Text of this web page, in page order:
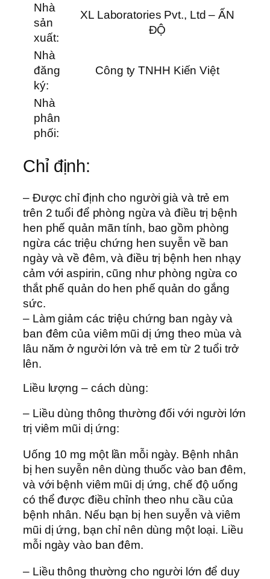
Nhà
sản
xuất:
XL Laboratories Pvt., Ltd – ẤN
ĐỘ
Nhà
đăng
ký:
Công ty TNHH Kiến Việt
Nhà
phân
phối:
Chỉ định:
– Được chỉ định cho người già và trẻ em
trên 2 tuổi để phòng ngừa và điều trị bệnh
hen phế quản mãn tính, bao gồm phòng
ngừa các triệu chứng hen suyễn về ban
ngày và về đêm, và điều trị bệnh hen nhạy
cảm với aspirin, cũng như phòng ngừa co
thắt phế quản do hen phế quản do gắng
sức.
– Làm giảm các triệu chứng ban ngày và
ban đêm của viêm mũi dị ứng theo mùa và
lâu năm ở người lớn và trẻ em từ 2 tuổi trở
lên.
Liều lượng – cách dùng:
– Liều dùng thông thường đối với người lớn
trị viêm mũi dị ứng:
Uống 10 mg một lần mỗi ngày. Bệnh nhân
bị hen suyễn nên dùng thuốc vào ban đêm,
và với bệnh viêm mũi dị ứng, chế độ uống
có thể được điều chỉnh theo nhu cầu của
bệnh nhân. Nếu bạn bị hen suyễn và viêm
mũi dị ứng, bạn chỉ nên dùng một loại. Liều
mỗi ngày vào ban đêm.
– Liều thông thường cho người lớn để duy